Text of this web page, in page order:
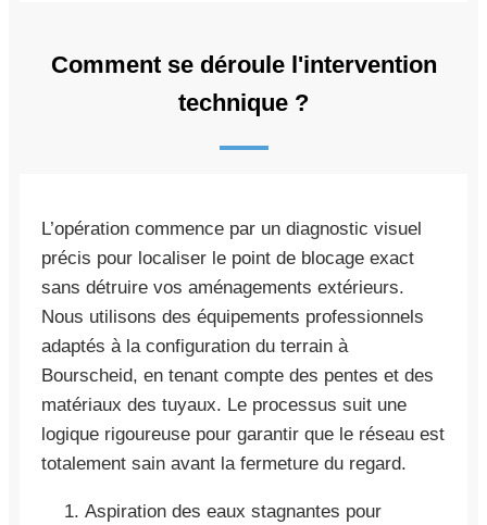
Comment se déroule l'intervention
technique ?
L’opération commence par un diagnostic visuel
précis pour localiser le point de blocage exact
sans détruire vos aménagements extérieurs.
Nous utilisons des équipements professionnels
adaptés à la configuration du terrain à
Bourscheid, en tenant compte des pentes et des
matériaux des tuyaux. Le processus suit une
logique rigoureuse pour garantir que le réseau est
totalement sain avant la fermeture du regard.
Aspiration des eaux stagnantes pour